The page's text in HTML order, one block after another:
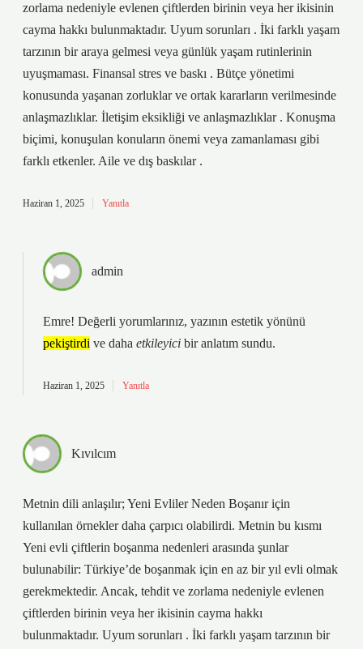
zorlama nedeniyle evlenen çiftlerden birinin veya her ikisinin
cayma hakkı bulunmaktadır. Uyum sorunları . İki farklı yaşam
tarzının bir araya gelmesi veya günlük yaşam rutinlerinin
uyuşmaması. Finansal stres ve baskı . Bütçe yönetimi
konusunda yaşanan zorluklar ve ortak kararların verilmesinde
anlaşmazlıklar. İletişim eksikliği ve anlaşmazlıklar . Konuşma
biçimi, konuşulan konuların önemi veya zamanlaması gibi
farklı etkenler. Aile ve dış baskılar .
Haziran 1, 2025 Yanıtla
admin
Emre! Değerli yorumlarınız, yazının estetik yönünü
pekiştirdi ve daha etkileyici bir anlatım sundu.
Haziran 1, 2025 Yanıtla
Kıvılcım
Metnin dili anlaşılır; Yeni Evliler Neden Boşanır için
kullanılan örnekler daha çarpıcı olabilirdi. Metnin bu kısmı
Yeni evli çiftlerin boşanma nedenleri arasında şunlar
bulunabilir: Türkiye’de boşanmak için en az bir yıl evli olmak
gerekmektedir. Ancak, tehdit ve zorlama nedeniyle evlenen
çiftlerden birinin veya her ikisinin cayma hakkı
bulunmaktadır. Uyum sorunları . İki farklı yaşam tarzının bir